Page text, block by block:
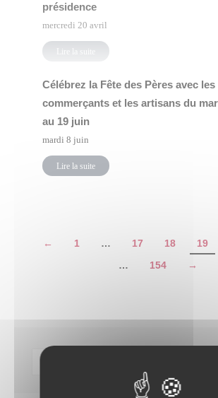
présidence
mercredi 20 avril
Lire la suite
Célébrez la Fête des Pères avec les
commerçants et les artisans du
au 19 juin
mardi 8 juin
Lire la suite
← 1 … 17 18 19
…
154 →